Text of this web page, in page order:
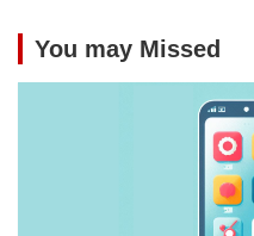
You may Missed